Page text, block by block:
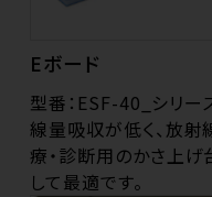
Eボード
型番：ESF-40_シリー
線量吸収が低く、放射
療・診断用のかさ上げ
して最適です。